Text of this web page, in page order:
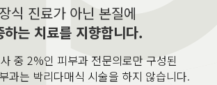
식 진료가 아닌 본질에
하는 치료를 지향합니다.
중 2%인 피부과 전문의로만 구성된
과는 박리다매식 시술을 하지 않습니다.